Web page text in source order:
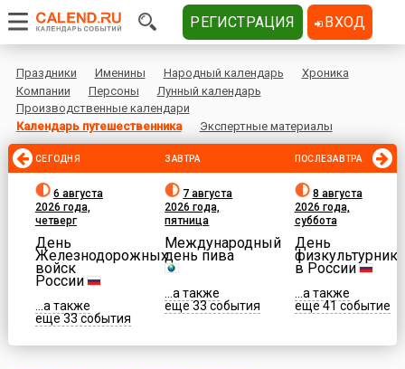
Праздники Именины Народный календарь
Хроника
Компании
Персоны
Лунный календарь
Производственные календари
Календарь путешественника
Экспертные материалы
СЕГОДНЯ
6 августа
2026 года,
четверг
День
Железнодорожных
войск
России
...а также
еще 33 события
ЗАВТРА
7 августа
2026 года,
пятница
Международный
день пива
...а также
еще 33 события
ПОСЛЕЗАВТРА
8 августа
2026 года,
суббота
День
физкультурника
в России
...а также
еще 41 событие
РЕГИСТРАЦИЯ ВХОД